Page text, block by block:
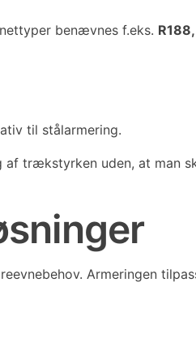
benævnes f.eks.
til stålarmering.
af trækstyrken uden, at man
Armeringen